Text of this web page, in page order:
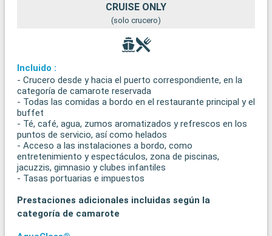
CRUISE ONLY
(solo crucero)
Incluido :
- Crucero desde y hacia el puerto correspondiente, en la
categoría de camarote reservada
- Todas las comidas a bordo en el restaurante principal y el
buffet
- Té, café, agua, zumos aromatizados y refrescos en los
puntos de servicio, así como helados
- Acceso a las instalaciones a bordo, como
entretenimiento y espectáculos, zona de piscinas,
jacuzzis, gimnasio y clubes infantiles
- Tasas portuarias e impuestos
Prestaciones adicionales incluidas según la
categoría de camarote